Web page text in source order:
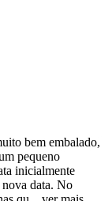
bem embalado,
pequeno
inicialmente
nova data. No